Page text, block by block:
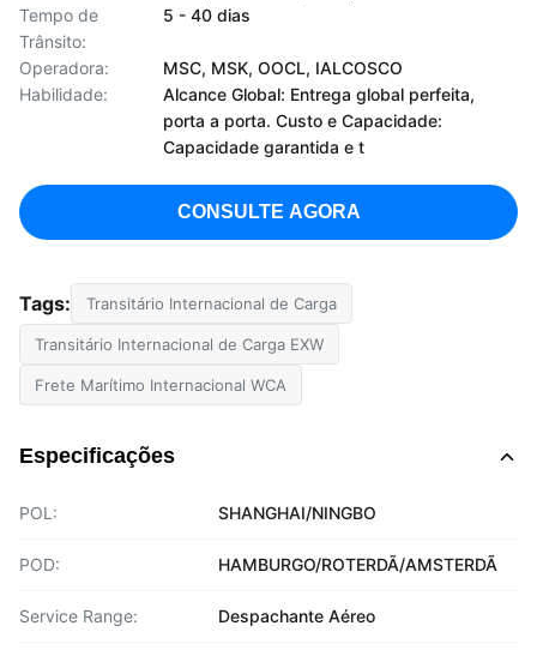
Tempo de
Trânsito:
5 - 40 dias
Operadora:
MSC, MSK, OOCL, IALCOSCO
Habilidade:
Alcance Global: Entrega global perfeita,
porta a porta. Custo e Capacidade:
Capacidade garantida e t
CONSULTE AGORA
Tags: Transitário Internacional de Carga
Transitário Internacional de Carga EXW
Frete Marítimo Internacional WCA
Especificações
POL: SHANGHAI/NINGBO
POD: HAMBURGO/ROTERDÃ/AMSTERDÃ
Service Range: Despachante Aéreo